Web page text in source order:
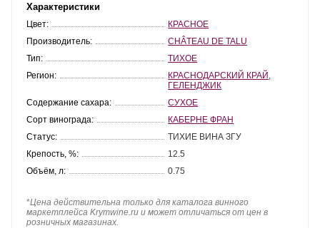
Характеристики
Цвет:
КРАСНОЕ
Производитель:
CHÂTEAU DE TALU
Тип:
ТИХОЕ
Регион:
КРАСНОДАРСКИЙ КРАЙ
ГЕЛЕНДЖИК
Содержание сахара:
СУХОЕ
Сорт винограда:
КАБЕРНЕ ФРАН
Статус:
ТИХИЕ ВИНА ЗГУ
Крепость, %:
12.5
Объём, л:
0.75
*Цена действительна только для каталога винного
маркетплейса Krymwine.ru и может отличаться от цен в
розничных магазинах.